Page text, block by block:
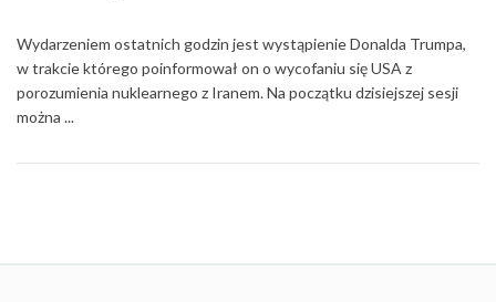
Wydarzeniem ostatnich godzin jest wystąpienie Donalda Trumpa,
w trakcie którego poinformował on o wycofaniu się USA z
porozumienia nuklearnego z Iranem. Na początku dzisiejszej sesji
można ...